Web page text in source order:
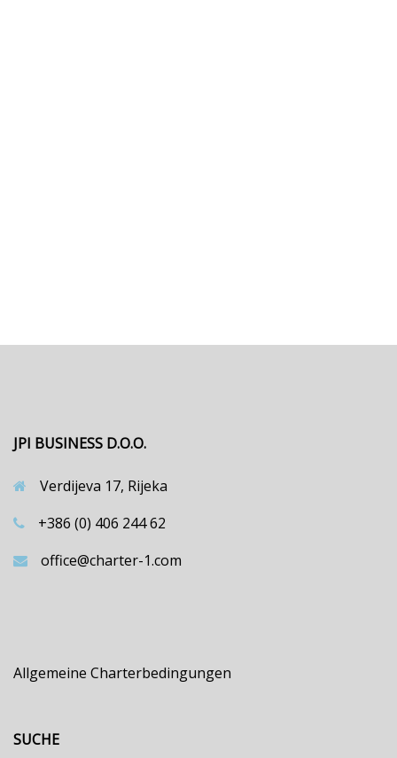
JPI BUSINESS D.O.O.
Verdijeva 17, Rijeka
+386 (0) 406 244 62
office@charter-1.com
Allgemeine Charterbedingungen
SUCHE